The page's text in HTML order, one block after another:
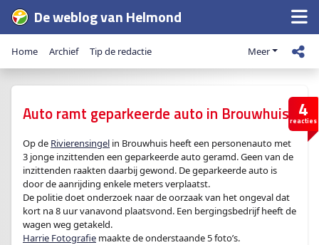
De weblog van Helmond
Home Archief Tip de redactie Meer
4
reacties
Auto ramt geparkeerde auto in Brouwhuis
Op de Rivierensingel in Brouwhuis heeft een personenauto met
3 jonge inzittenden een geparkeerde auto geramd. Geen van de
inzittenden raakten daarbij gewond. De geparkeerde auto is
door de aanrijding enkele meters verplaatst.
De politie doet onderzoek naar de oorzaak van het ongeval dat
kort na 8 uur vanavond plaatsvond. Een bergingsbedrijf heeft de
wagen weg getakeld.
Harrie Fotografie maakte de onderstaande 5 foto’s.